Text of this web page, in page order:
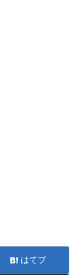
はてブ